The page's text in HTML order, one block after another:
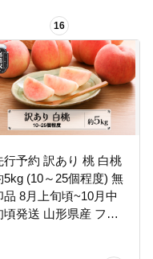
16
行予約 訳あり 桃 白桃
5kg (10～25個程度) 無
品 8月上旬頃~10月中
頃発送 山形県産 フル